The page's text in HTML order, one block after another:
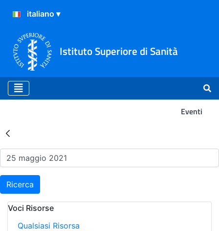
Istituto Superiore di Sanità
Eventi
Risultati della Ricerca -
Ricerca
Voci Risorse
Qualsiasi Risorsa